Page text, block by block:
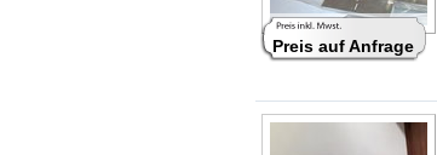
Preis auf Anfrage